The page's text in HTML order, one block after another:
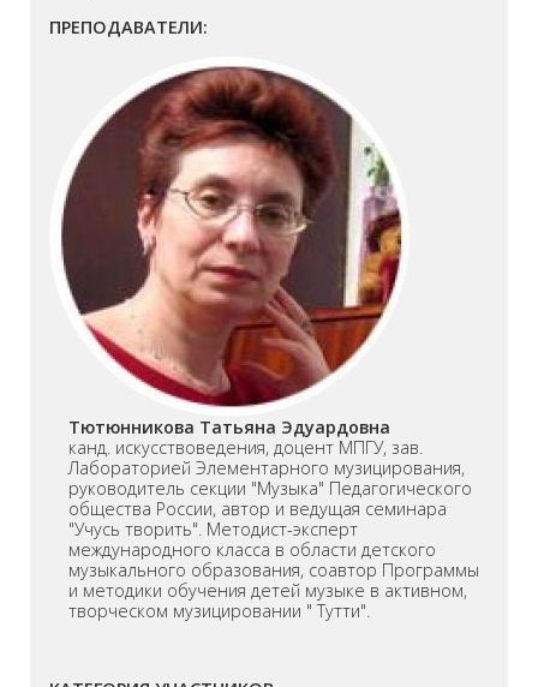
ПРЕПОДАВАТЕЛИ:
Тютюнникова Татьяна Эдуардовна
канд. искусствоведения, доцент МПГУ, зав.
Лабораторией Элементарного музицирования,
руководитель секции "Музыка" Педагогического
общества России, автор и ведущая семинара
"Учусь творить". Методист-эксперт
международного класса в области детского
музыкального образования, соавтор Программы
и методики обучения детей музыке в активном,
творческом музицировании " Тутти".